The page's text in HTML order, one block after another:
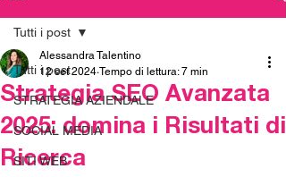
Tutti i post
STRATEGIA AZIENDALE
SOCIAL MEDIA
SITI WEB
Tutti i post
Strategia SEO Avanzata
2025: domina i Risultati di
Ricerca
Alessandra Talentino
12 set 2024 Tempo di lettura: 7 min